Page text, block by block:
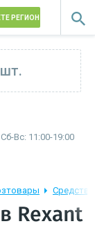
РЕГИОН
Сб-Вс: 11:00-19:00
Rexant